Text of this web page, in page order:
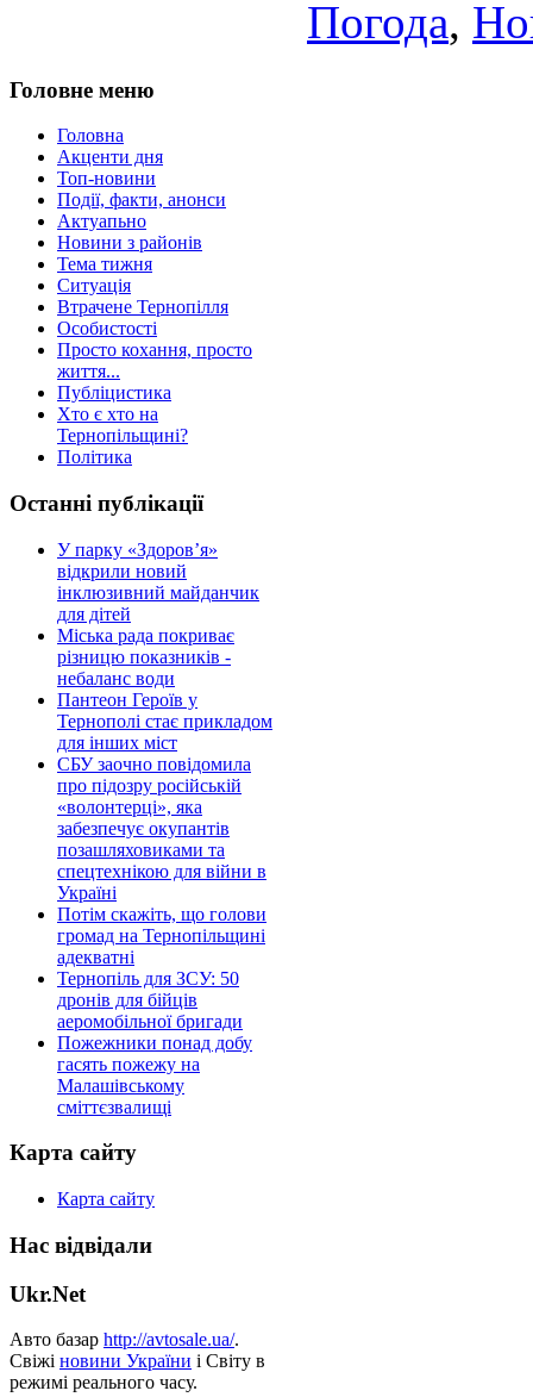
Погода,
Головне меню
Головна
Акценти дня
Топ-новини
Події, факти, анонси
Актуапьно
Новини з районів
Тема тижня
Ситуація
Втрачене Тернопілля
Особистості
Просто кохання, просто
життя...
Публіцистика
Хто є хто на
Тернопільщині?
Політика
Останні публікації
У парку «Здоров’я»
відкрили новий
інклюзивний майданчик
для дітей
Міська рада покриває
різницю показників -
небаланс води
Пантеон Героїв у
Тернополі стає прикладом
для інших міст
СБУ заочно повідомила
про підозру російській
«волонтерці», яка
забезпечує окупантів
позашляховиками та
спецтехнікою для війни в
Україні
Потім скажіть, що голови
громад на Тернопільщині
адекватні
Тернопіль для ЗСУ: 50
дронів для бійців
аеромобільної бригади
Пожежники понад добу
гасять пожежу на
Малашівському
сміттєзвалищі
Карта сайту
Карта сайту
Нас відвідали
Ukr.Net
Авто базар http://avtosale.ua/.
Свіжі новини України і Світу в
режимі реального часу.